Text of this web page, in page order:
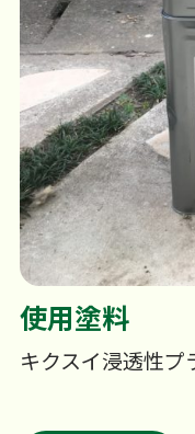
使用塗料
キクスイ浸透性プ